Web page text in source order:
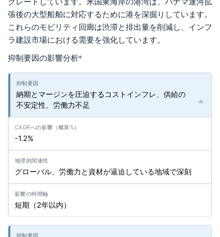
張後の大型船舶に対応するために港を深掘りしています。
これらのモビリティ回廊は渋滞と排出量を削減し、インフ
ラ建設市場における需要を強化しています。
抑制要因の影響分析*
納期とマージンを圧迫するコストインフレ、供給の
不安定性、労働力不足
-1.2%
グローバル、労働力と資材が逼迫している地域で深刻
短期（2年以内）